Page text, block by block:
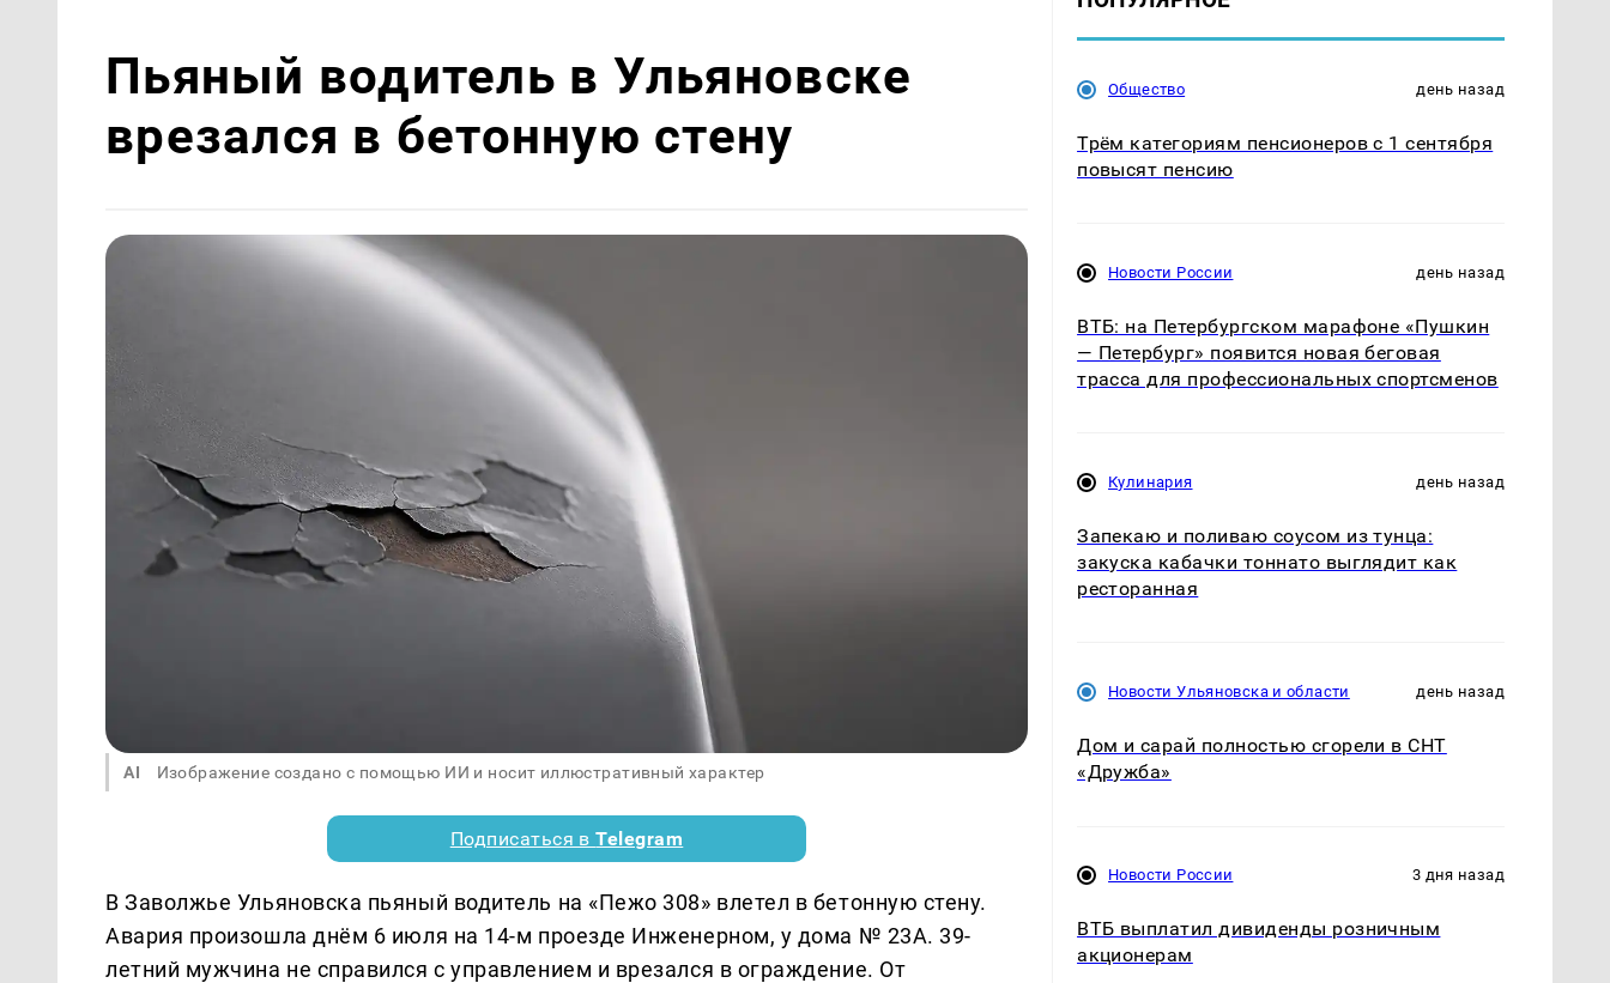
Пьяный водитель в Ульяновске
врезался в бетонную стену
AI Изображение создано с помощью ИИ и носит иллюстративный характер
Подписаться вTelegram
В Заволжье Ульяновска пьяный водитель на «Пежо 308» влетел в бетонную стену.
Авария произошла днём 6 июля на 14-м проезде Инженерном, у дома № 23А. 39-
летний мужчина не справился с управлением и врезался в ограждение. От
Общество день назад
Трём категориям пенсионеров с 1 сентября
повысят пенсию
Новости России день назад
ВТБ: на Петербургском марафоне «Пушкин
— Петербург» появится новая беговая
трасса для профессиональных спортсменов
Кулинария день назад
Запекаю и поливаю соусом из тунца:
закуска кабачки тоннато выглядит как
ресторанная
Новости Ульяновска и области день назад
Дом и сарай полностью сгорели в СНТ
«Дружба»
Новости России 3 дня назад
ВТБ выплатил дивиденды розничным
акционерам